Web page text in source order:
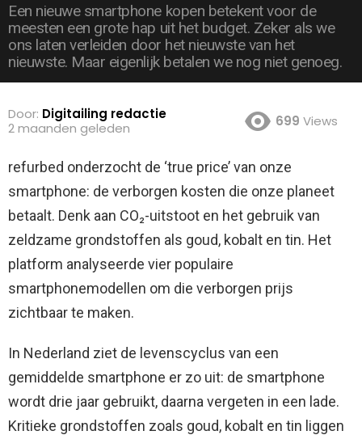
Een nieuwe smartphone kopen betekent voor de
meesten een grote hap uit het budget. Zeker als we
ons laten verleiden door het nieuwste van het
nieuwste. Maar eigenlijk betalen we nog niet genoeg.
Door: Digitailing redactie
2 maanden geleden
699 Views
refurbed onderzocht de ‘true price’ van onze
smartphone: de verborgen kosten die onze planeet
betaalt. Denk aan CO₂-uitstoot en het gebruik van
zeldzame grondstoffen als goud, kobalt en tin. Het
platform analyseerde vier populaire
smartphonemodellen om die verborgen prijs
zichtbaar te maken.
In Nederland ziet de levenscyclus van een
gemiddelde smartphone er zo uit: de smartphone
wordt drie jaar gebruikt, daarna vergeten in een lade.
Kritieke grondstoffen zoals goud, kobalt en tin liggen